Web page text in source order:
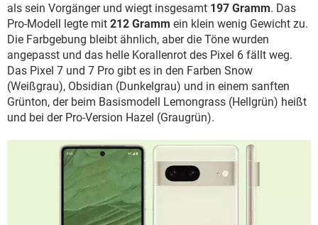
als sein Vorgänger und wiegt insgesamt 197 Gramm. Das
Pro-Modell legte mit 212 Gramm ein klein wenig Gewicht zu.
Die Farbgebung bleibt ähnlich, aber die Töne wurden
angepasst und das helle Korallenrot des Pixel 6 fällt weg.
Das Pixel 7 und 7 Pro gibt es in den Farben Snow
(Weißgrau), Obsidian (Dunkelgrau) und in einem sanften
Grünton, der beim Basismodell Lemongrass (Hellgrün) heißt
und bei der Pro-Version Hazel (Graugrün).